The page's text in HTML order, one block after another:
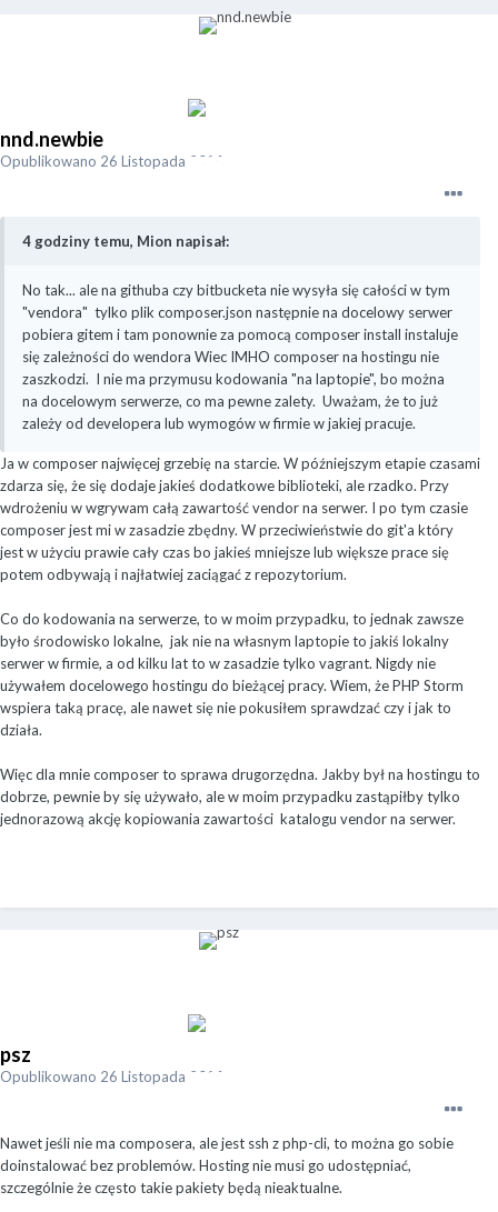
nnd.newbie
Opublikowano 26 Listopada 2020
4 godziny temu, Mion napisał:
No tak... ale na githuba czy bitbucketa nie wysyła się całości w tym
"vendora" tylko plik composer.json następnie na docelowy serwer
pobiera gitem i tam ponownie za pomocą composer install instaluje
się zależności do wendora Wiec IMHO composer na hostingu nie
zaszkodzi. I nie ma przymusu kodowania "na laptopie", bo można
na docelowym serwerze, co ma pewne zalety. Uważam, że to już
zależy od developera lub wymogów w firmie w jakiej pracuje.
Ja w composer najwięcej grzebię na starcie. W późniejszym etapie czasami
zdarza się, że się dodaje jakieś dodatkowe biblioteki, ale rzadko. Przy
wdrożeniu w wgrywam całą zawartość vendor na serwer. I po tym czasie
composer jest mi w zasadzie zbędny. W przeciwieństwie do git'a który
jest w użyciu prawie cały czas bo jakieś mniejsze lub większe prace się
potem odbywają i najłatwiej zaciągać z repozytorium.
Co do kodowania na serwerze, to w moim przypadku, to jednak zawsze
było środowisko lokalne, jak nie na własnym laptopie to jakiś lokalny
serwer w firmie, a od kilku lat to w zasadzie tylko vagrant. Nigdy nie
używałem docelowego hostingu do bieżącej pracy. Wiem, że PHP Storm
wspiera taką pracę, ale nawet się nie pokusiłem sprawdzać czy i jak to
działa.
Więc dla mnie composer to sprawa drugorzędna. Jakby był na hostingu to
dobrze, pewnie by się używało, ale w moim przypadku zastąpiłby tylko
jednorazową akcję kopiowania zawartości katalogu vendor na serwer.
psz
Opublikowano 26 Listopada 2020
Nawet jeśli nie ma composera, ale jest ssh z php-cli, to można go sobie
doinstalować bez problemów. Hosting nie musi go udostępniać,
szczególnie że często takie pakiety będą nieaktualne.